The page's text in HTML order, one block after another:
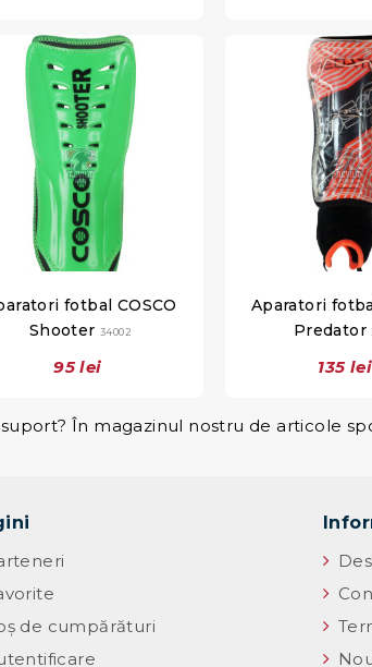
fotbal COSCO
Shooter 34002
95 lei
Aparatori
Predator
135 lei
În magazinul nostru de articole
de cumpărături